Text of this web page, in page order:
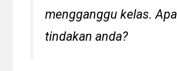
mengganggu kelas. Apa
tindakan anda?